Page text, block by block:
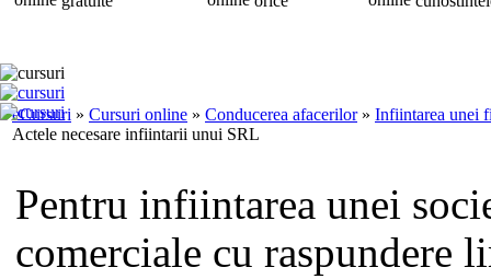
eCursuri » Cursuri online » Conducerea afacerilor» Infiintarea unei
Actele necesare infiintarii unui SRL
Pentru infiintarea unei
comerciale cu raspundere